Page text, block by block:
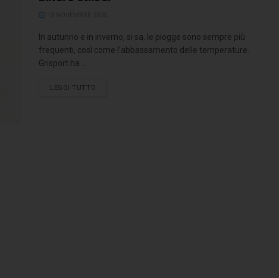
In autunno e in inverno, si sa, le piogge sono sempre più
frequenti, così come l’abbassamento delle temperature.
Grisport ha ...
LEGGI TUTTO